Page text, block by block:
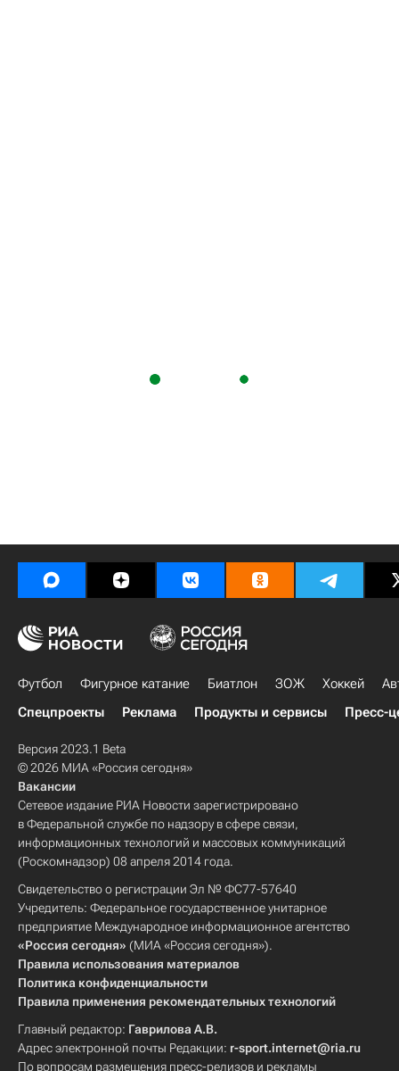
Футбол Фигурное катание Биатлон ЗОЖ Хоккей
Спецпроекты
Реклама Продукты и сервисы Пресс-
Версия 2023.1 Beta
© 2026 МИА «Россия сегодня»
Вакансии
Сетевое издание РИА Новости зарегистрировано
в Федеральной службе по надзору в сфере связи,
информационных технологий и массовых коммуникаций
(Роскомнадзор) 08 апреля 2014 года.
Свидетельство о регистрации Эл № ФС77-57640
Учредитель: Федеральное государственное унитарное
предприятие Международное информационное агентство
«Россия сегодня» (МИА «Россия сегодня»).
Правила использования материалов
Политика конфиденциальности
Правила применения рекомендательных технологий
Главный редактор: Гаврилова А.В.
Адрес электронной почты Редакции: r-sport.internet@ria.ru
По вопросам размещения пресс-релизов и рекламы